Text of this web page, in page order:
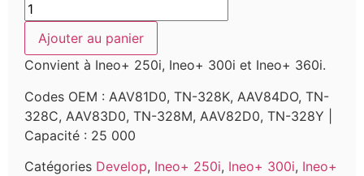
Ajouter au panier
Convient à Ineo+ 250i, Ineo+ 300i et Ineo+ 360i.
Codes OEM : AAV81D0, TN-328K, AAV84DO, TN-
328C, AAV83D0, TN-328M, AAV82D0, TN-328Y |
Capacité : 25 000
Catégories Develop, Ineo+ 250i, Ineo+ 300i, Ineo+